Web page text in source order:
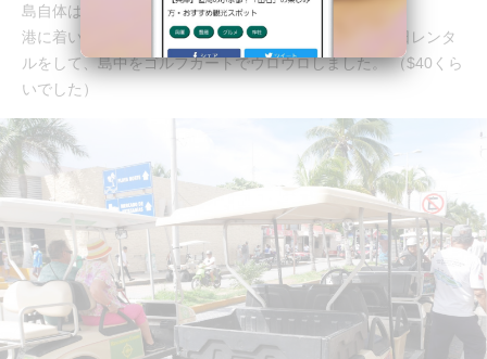
島自体は小さな島なので日帰りで満喫出来ます。
港に着いたらすぐにレンタゴルフカートがあるので、1日レンタ
ルをして、島中をゴルフカートでウロウロしました。 （$40くら
いでした）